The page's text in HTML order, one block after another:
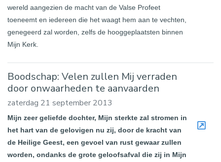
wereld aangezien de macht van de Valse Profeet
toeneemt en iedereen die het waagt hem aan te vechten,
genegeerd zal worden, zelfs de hooggeplaatsten binnen
Mijn Kerk.
Boodschap: Velen zullen Mij verraden
door onwaarheden te aanvaarden
zaterdag 21 september 2013
Mijn zeer geliefde dochter, Mijn sterkte zal stromen in
het hart van de gelovigen nu zij, door de kracht van
de Heilige Geest, een gevoel van rust gewaar zullen
worden, ondanks de grote geloofsafval die zij in Mijn